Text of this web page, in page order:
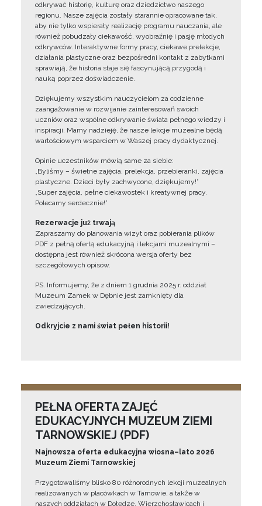
odkrywać historię, kulturę oraz dziedzictwo naszego
regionu. Nasze zajęcia zostały starannie opracowane tak,
aby nie tylko wspierały realizację programu nauczania, ale
również pobudzały ciekawość, wyobraźnię i pasję młodych
odkrywców. Interaktywne formy pracy, ciekawe prelekcje,
działania plastyczne oraz bezpośredni kontakt z zabytkami
sprawiają, że historia staje się fascynującą przygodą i
nauką poprzez doświadczenie.
Dziękujemy wszystkim nauczycielom za codzienne
zaangażowanie w rozwijanie zainteresowań swoich
uczniów oraz wspólne odkrywanie świata pełnego wiedzy i
inspiracji. Mamy nadzieję, że nasze lekcje muzealne będą
wartościowym wsparciem w Waszej pracy dydaktycznej.
Opinie uczestników mówią same za siebie:
„Byliśmy – świetne zajęcia, prelekcja, przebieranki, zajęcia
plastyczne. Dzieci były zachwycone, dziękujemy!”
„Super zajęcia, pełne ciekawostek i kreatywnej pracy.
Polecamy serdecznie!”
Rezerwacje już trwają
Zapraszamy do planowania wizyt oraz pobierania plików
PDF z pełną ofertą edukacyjną i lekcjami muzealnymi –
dostępna jest również skrócona wersja oferty bez
szczegółowych opisów.
PS. Informujemy, że z dniem 1 grudnia 2025 r. oddział
Muzeum Zamek w Dębnie jest zamknięty dla
zwiedzających.
Odkryjcie z nami świat pełen historii!
PEŁNA OFERTA ZAJĘĆ
EDUKACYJNYCH MUZEUM ZIEMI
TARNOWSKIEJ (PDF)
Najnowsza oferta edukacyjna wiosna–lato 2026
Muzeum Ziemi Tarnowskiej
Przygotowaliśmy blisko 80 różnorodnych lekcji muzealnych
realizowanych w placówkach w Tarnowie, a także w
naszych oddziałach w Dołędze, Wierzchosławicach i